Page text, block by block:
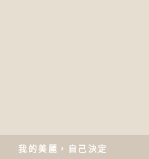
我的美麗，自己決定